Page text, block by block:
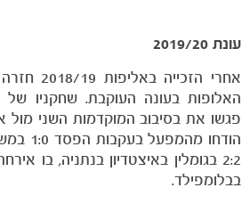
עונת 2019/20
אחרי
האלופות בעונה העוקבת. שחקניו של
פגשו את בסיבוב המוקדמות השני מול
הודחו
2:2 בגומלין באיצטדיון בנתניה, בו
בבלומפילד.